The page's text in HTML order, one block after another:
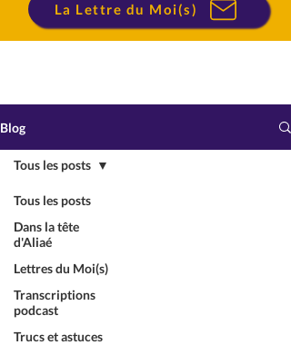
La Lettre du Moi(s)
Blog
Tous les posts
Dans la tête
d'Aliaé
Lettres du Moi(s)
Transcriptions
podcast
Trucs et astuces
Tous les posts